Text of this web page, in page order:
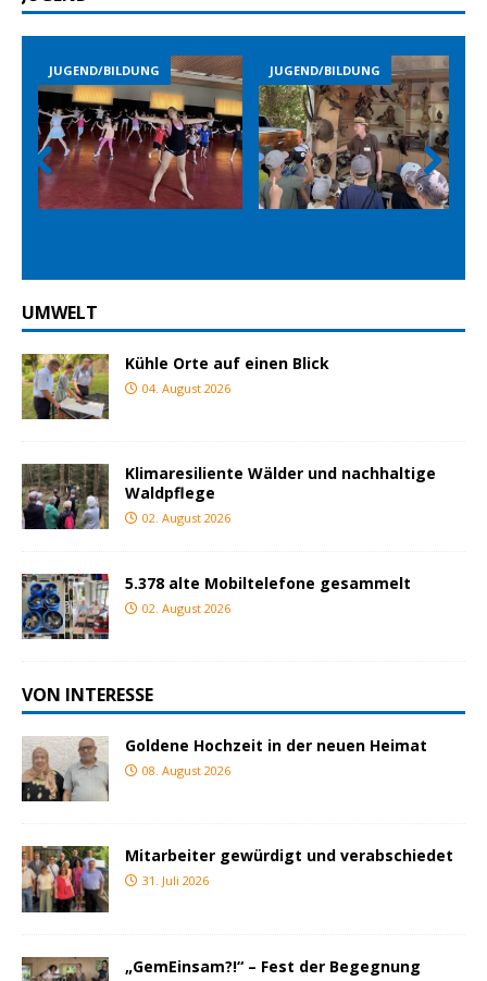
JUGEND/BILDUNG JUGEND/BILDUNG
Prev
ious
Nex
t
UMWELT
Kühle Orte auf einen Blick
04. August 2026
Klimaresiliente Wälder und nachhaltige
Waldpflege
02. August 2026
5.378 alte Mobiltelefone gesammelt
02. August 2026
VON INTERESSE
Goldene Hochzeit in der neuen Heimat
08. August 2026
Mitarbeiter gewürdigt und verabschiedet
31. Juli 2026
„GemEinsam?!“ – Fest der Begegnung